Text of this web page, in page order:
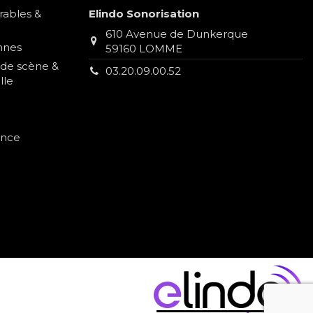
&
scène &
Elindo Sonorisation
610 Avenue de Dunkerque
59160 LOMME
03.20.09.00.52